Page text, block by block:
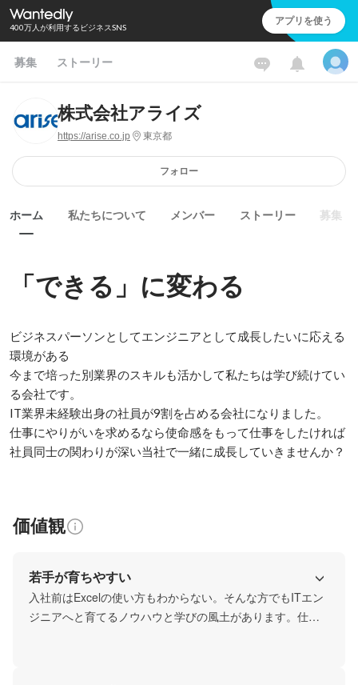
400万人が利用するビジネスSNS アプリを使う
募集 ストーリー
株式会社アライズ
https://arise.co.jp 東京都
フォロー
ホーム 私たちについて メンバー ストーリー 募集
「できる」に変わる
ビジネスパーソンとしてエンジニアとして成長したいに応える
環境がある
今まで培った別業界のスキルも活かして私たちは学び続けてい
る会社です。
IT業界未経験出身の社員が9割を占める会社になりました。
仕事にやりがいを求めるなら使命感をもって仕事をしたければ
社員同士の関わりが深い当社で一緒に成長していきませんか？
価値観
若手が育ちやすい
入社前はExcelの使い方もわからない。そんな方でもITエン
ジニアへと育てるノウハウと学びの風土があります。仕事